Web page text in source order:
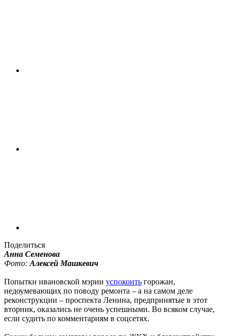
Поделиться
Анна Семенова
Фото: Алексей Машкевич
Попытки ивановской мэрии успокоить горожан,
недоумевающих по поводу ремонта – а на самом деле
реконструкции – проспекта Ленина, предпринятые в этот
вторник, оказались не очень успешными. Во всяком случае,
если судить по комментариям в соцсетях.